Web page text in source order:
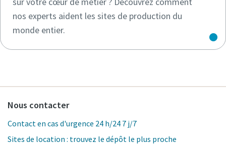
nos experts aident les sites de production du
monde entier.
Nous contacter
Contact en cas d'urgence 24 h/24 7 j/7
Sites de location : trouvez le dépôt le plus proche